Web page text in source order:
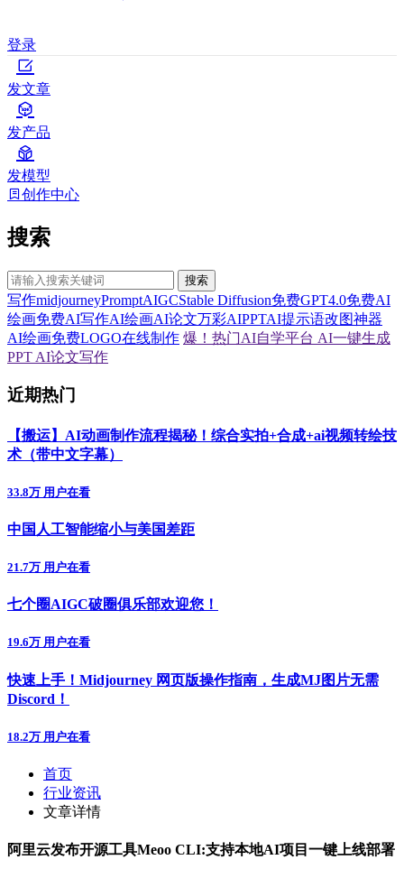
登录
发文章
发产品
发模型
创作中心
搜索
搜索
写作midjourneyPromptAIGCStable Diffusion免费GPT4.0免费AI
绘画免费AI写作AI绘画AI论文万彩AIPPTAI提示语改图神器
AI绘画免费LOGO在线制作 爆！热门AI自学平台 AI一键生成
PPT AI论文写作
近期热门
【搬运】AI动画制作流程揭秘！综合实拍+合成+ai视频转绘技
术（带中文字幕）
33.8万 用户在看
中国人工智能缩小与美国差距
21.7万 用户在看
七个圈AIGC破圈俱乐部欢迎您！
19.6万 用户在看
快速上手！Midjourney 网页版操作指南，生成MJ图片无需
Discord！
18.2万 用户在看
首页
行业资讯
文章详情
阿里云发布开源工具Meoo CLI:支持本地AI项目一键上线部署